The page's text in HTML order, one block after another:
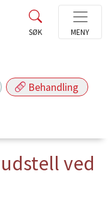
Behandling
ved